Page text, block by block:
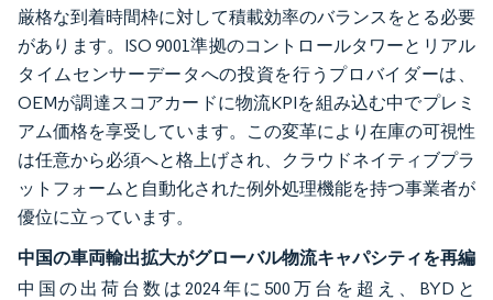
厳格な到着時間枠に対して積載効率のバランスをとる必要
があります。ISO 9001準拠のコントロールタワーとリアル
タイムセンサーデータへの投資を行うプロバイダーは、
OEMが調達スコアカードに物流KPIを組み込む中でプレミ
アム価格を享受しています。この変革により在庫の可視性
は任意から必須へと格上げされ、クラウドネイティブプラ
ットフォームと自動化された例外処理機能を持つ事業者が
優位に立っています。
中国の車両輸出拡大がグローバル物流キャパシティを再編
中国の出荷台数は2024年に500万台を超え、BYDと